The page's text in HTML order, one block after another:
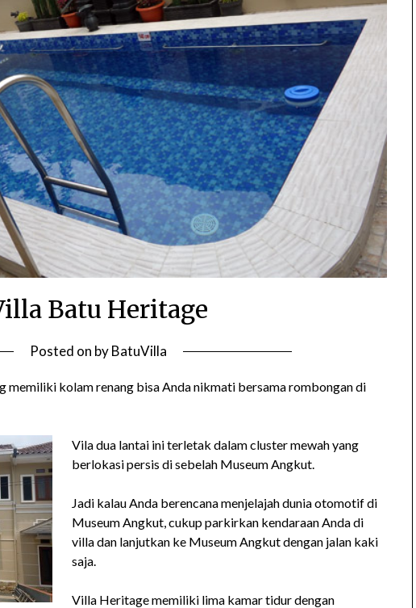
Batu Heritage
Posted on byBatuVilla
memiliki kolam renang bisa Anda nikmati bersama rombongan di
Vila dua lantai ini terletak dalam cluster mewah yang
berlokasi persis di sebelah Museum Angkut.
Jadi kalau Anda berencana menjelajah dunia otomotif di
Museum Angkut, cukup parkirkan kendaraan Anda di
villa dan lanjutkan ke Museum Angkut dengan jalan kaki
saja.
Villa Heritage memiliki lima kamar tidur dengan